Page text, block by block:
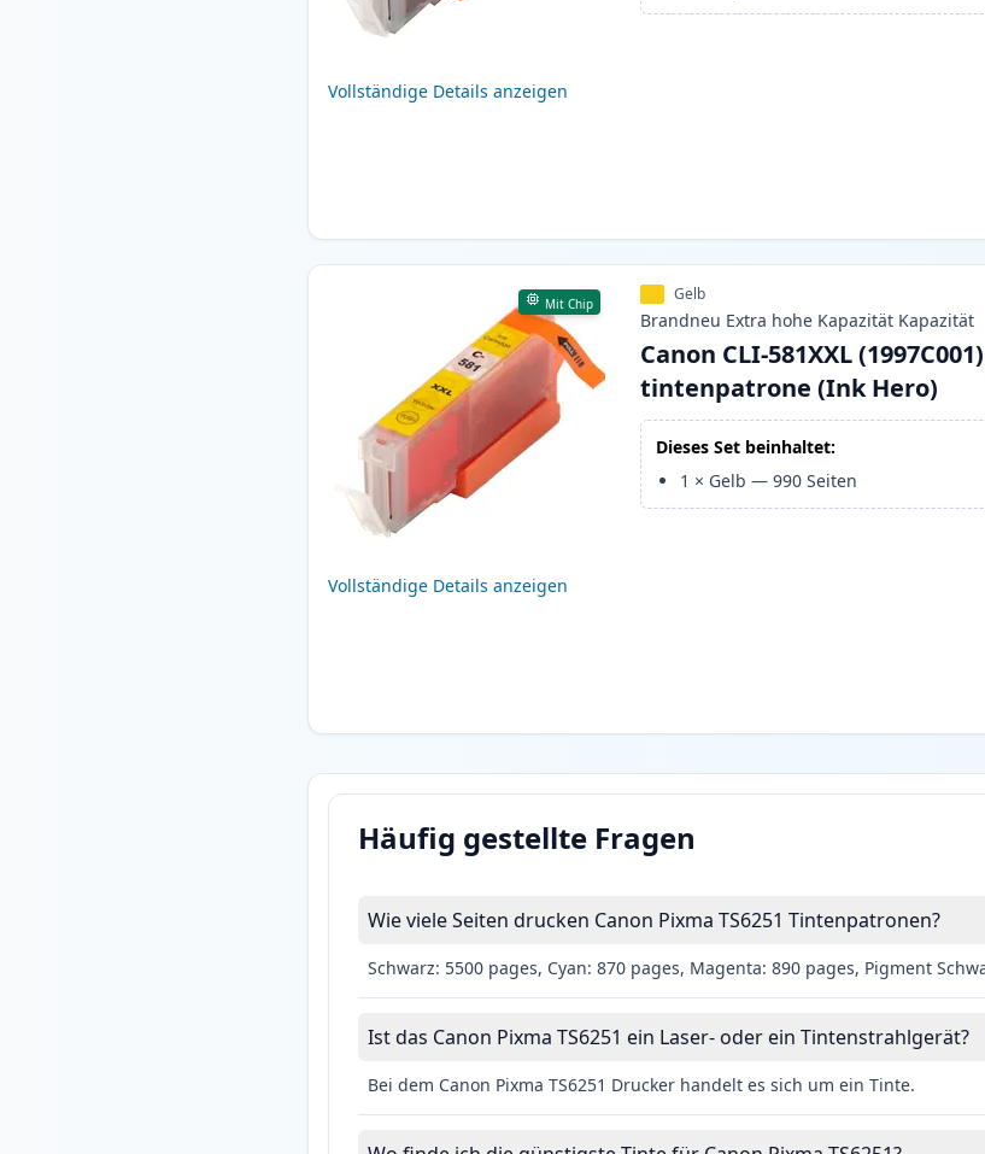
Vollständige Details anzeigen
Mit Chip
Vollständige Details anzeigen
Gelb
Brandneu Extra hohe Kapazität Kapazität
Canon CLI-581XXL
tintenpatrone (Ink Hero)
Dieses Set beinhaltet:
1 × Gelb —990 Seiten
Häufig gestellte Fragen
Wie viele Seiten drucken Canon Pixma TS6251 Tintenpatronen?
Schwarz: 5500 pages, Cyan: 870 pages, Magenta: 890 pages, Pigment
Ist das Canon Pixma TS6251 ein Laser- oder ein Tintenstrahlgerät?
Bei dem Canon Pixma TS6251 Drucker handelt es sich um ein Tinte.